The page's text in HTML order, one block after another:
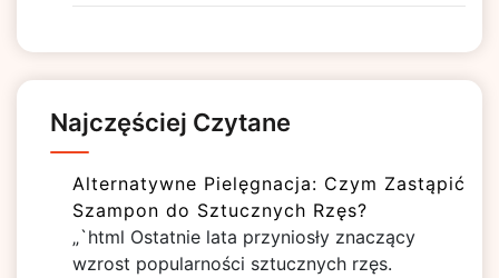
Najczęściej Czytane
Alternatywne Pielęgnacja: Czym Zastąpić
Szampon do Sztucznych Rzęs?
„`html Ostatnie lata przyniosły znaczący
wzrost popularności sztucznych rzęs.